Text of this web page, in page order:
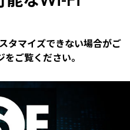
タマイズできない場合がご
ご覧ください。